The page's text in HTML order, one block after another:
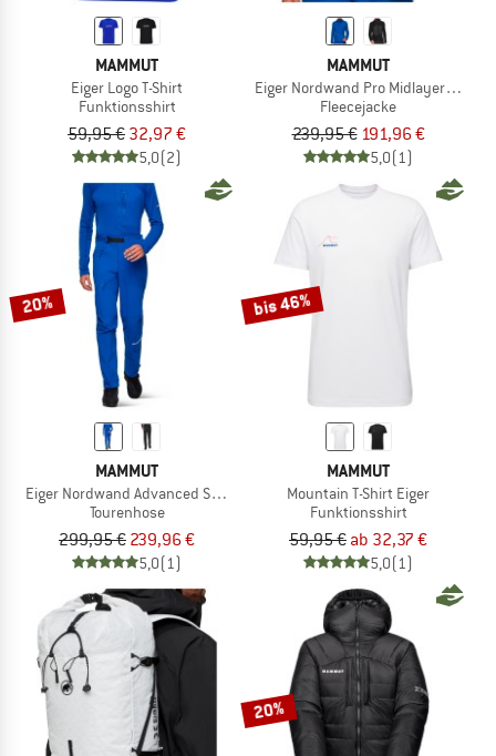
MAMMUT
Eiger Logo T-Shirt
Funktionsshirt
59,95 € 32,97 €
5,0(2)
MAMMUT
Eiger Nordwand Pro Midlayer Air
Fleecejacke
239,95 € 191,96 €
5,0(1)
20%
MAMMUT
Eiger Nordwand Advanced Softshell Pants
Tourenhose
299,95 € 239,96 €
5,0(1)
bis 46%
MAMMUT
Mountain T-Shirt Eiger
Funktionsshirt
59,95 € ab 32,37 €
5,0(1)
20%